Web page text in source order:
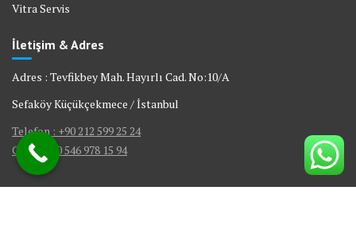
Vitra Servis
İletişim & Adres
Adres : Tevfikbey Mah. Hayırlı Cad. No:10/A
Sefaköy Küçükçekmece / İstanbul
Telefon : +90 212 599 25 24
GSM : +90 546 978 15 94